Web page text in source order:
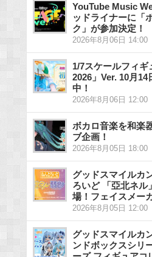
YouTube Music
ッドライナーに「
ク」が参加決定！
2026年8月06日 14:00
1/7スケールフィギ
2026」Ver. 10月
中！
2026年8月06日 12:00
ボカロ音楽を和楽
ブ企画！
2026年8月05日 18:00
グッドスマイルカ
ろいど 「亞北ネル
場！フェイスメー
2026年8月05日 12:00
グッドスマイルカ
ンドボックスシリ